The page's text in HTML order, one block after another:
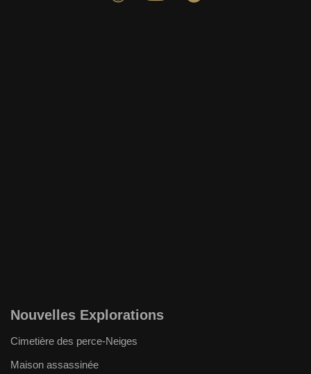
Nouvelles Explorations
Cimetière des perce-Neiges
Maison assassinée